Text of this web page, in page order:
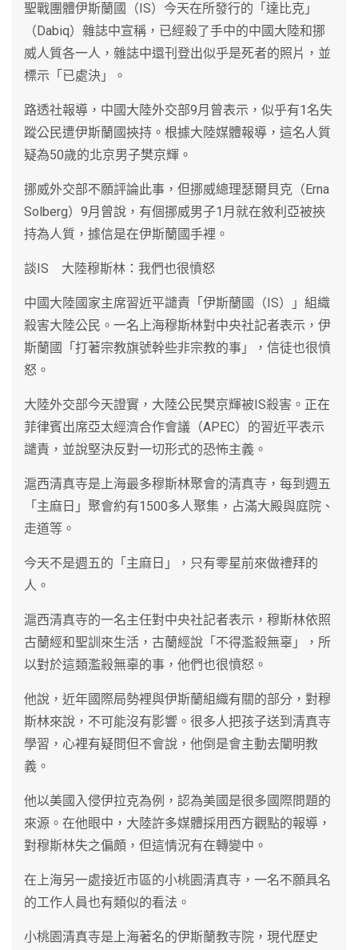
聖戰團體伊斯蘭國（IS）今天在所發行的「達比克」
（Dabiq）雜誌中宣稱，已經殺了手中的中國大陸和挪
威人質各一人，雜誌中還刊登出似乎是死者的照片，並
標示「已處決」。
路透社報導，中國大陸外交部9月曾表示，似乎有1名失
蹤公民遭伊斯蘭國挾持。根據大陸媒體報導，這名人質
疑為50歲的北京男子樊京輝。
挪威外交部不願評論此事，但挪威總理瑟爾貝克（Erna
Solberg）9月曾說，有個挪威男子1月就在敘利亞被挾
持為人質，據信是在伊斯蘭國手裡。
談IS 大陸穆斯林：我們也很憤怒
中國大陸國家主席習近平譴責「伊斯蘭國（IS）」組織
殺害大陸公民。一名上海穆斯林對中央社記者表示，伊
斯蘭國「打著宗教旗號幹些非宗教的事」，信徒也很憤
怒。
大陸外交部今天證實，大陸公民樊京輝被IS殺害。正在
菲律賓出席亞太經濟合作會議（APEC）的習近平表示
譴責，並說堅決反對一切形式的恐怖主義。
滬西清真寺是上海最多穆斯林聚會的清真寺，每到週五
「主麻日」聚會約有1500多人聚集，占滿大殿與庭院、
走道等。
今天不是週五的「主麻日」，只有零星前來做禮拜的
人。
滬西清真寺的一名主任對中央社記者表示，穆斯林依照
古蘭經和聖訓來生活，古蘭經說「不得濫殺無辜」，所
以對於這類濫殺無辜的事，他們也很憤怒。
他說，近年國際局勢裡與伊斯蘭組織有關的部分，對穆
斯林來說，不可能沒有影響。很多人把孩子送到清真寺
學習，心裡有疑問但不會說，他倒是會主動去闡明教
義。
他以美國入侵伊拉克為例，認為美國是很多國際問題的
來源。在他眼中，大陸許多媒體採用西方觀點的報導，
對穆斯林失之偏頗，但這情況有在轉變中。
在上海另一處接近市區的小桃園清真寺，一名不願具名
的工作人員也有類似的看法。
小桃園清真寺是上海著名的伊斯蘭教寺院，現代歷史